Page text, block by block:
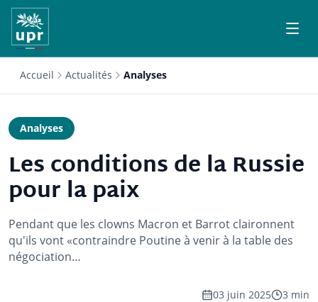
Accueil Actualités Analyses
Analyses
Les conditions de la Russie
pour la paix
Pendant que les clowns Macron et Barrot claironnent
qu'ils vont «contraindre Poutine à venir à la table des
négociation…
03 juin 2025 3 min